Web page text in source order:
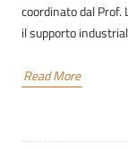
coordinato dal Prof.
il supporto
Read More